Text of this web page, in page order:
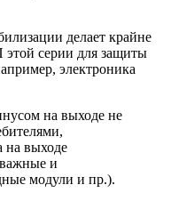
делает крайне
серии для защиты
электроника
на выходе не
на выходе
и
модули и пр.).